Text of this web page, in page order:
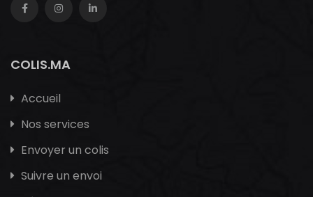
COLIS.MA
Accueil
Nos services
Envoyer un colis
Suivre un envoi